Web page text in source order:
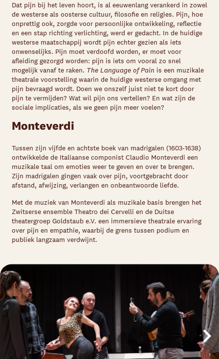
Dat pijn bij het leven hoort, is al eeuwenlang verankerd in zowel
de westerse als oosterse cultuur, filosofie en religies. Pijn, hoe
onprettig ook, zorgde voor persoonlijke ontwikkeling, reflectie
en een stap richting verlichting, werd er gedacht. In de huidige
westerse maatschappij wordt pijn echter gezien als iets
onwenselijks. Pijn moet verdoofd worden, er moet voor
afleiding gezorgd worden: pijn is iets om vooral zo snel
mogelijk vanaf te raken. The Language of Pain is een muzikale
theatrale voorstelling waarin de huidige westerse omgang met
pijn bevraagd wordt. Doen we onszelf juist niet te kort door
pijn te vermijden? Wat wil pijn ons vertellen? En wat zijn de
sociale implicaties, als we geen pijn meer voelen?
Monteverdi
Tussen zijn vijfde en achtste boek van madrigalen (1603-1638)
ontwikkelde de Italiaanse componist Claudio Monteverdi een
muzikale taal om emoties weer te geven en over te brengen.
Zijn madrigalen gingen vaak over pijn, voortgebracht door
afstand, afwijzing, verlangen en onbeantwoorde liefde.
Met de muziek van Monteverdi als muzikale basis brengen het
Zwitserse ensemble Theatro dei Cervelli en de Duitse
theatergroep Goldstaub e.V. een immersieve theatrale ervaring
over pijn en empathie, waarbij de grens tussen podium en
publiek langzaam verdwijnt.